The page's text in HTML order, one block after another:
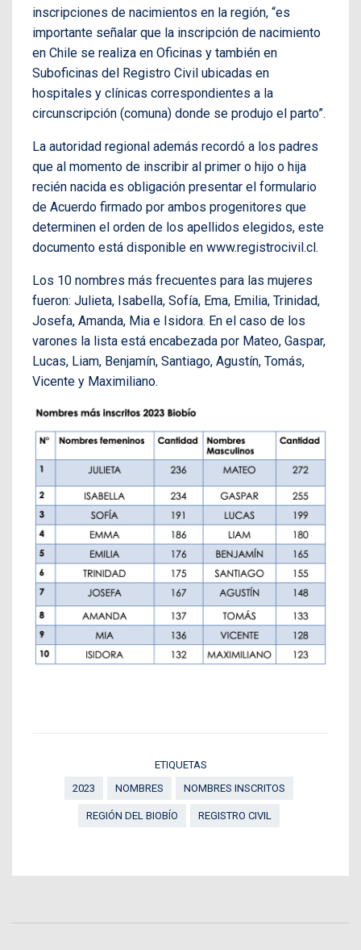
inscripciones de nacimientos en la región, “es
importante señalar que la inscripción de nacimiento
en Chile se realiza en Oficinas y también en
Suboficinas del Registro Civil ubicadas en
hospitales y clínicas correspondientes a la
circunscripción (comuna) donde se produjo el parto”.
La autoridad regional además recordó a los padres
que al momento de inscribir al primer o hijo o hija
recién nacida es obligación presentar el formulario
de Acuerdo firmado por ambos progenitores que
determinen el orden de los apellidos elegidos, este
documento está disponible en www.registrocivil.cl.
Los 10 nombres más frecuentes para las mujeres
fueron: Julieta, Isabella, Sofía, Ema, Emilia, Trinidad,
Josefa, Amanda, Mia e Isidora. En el caso de los
varones la lista está encabezada por Mateo, Gaspar,
Lucas, Liam, Benjamín, Santiago, Agustín, Tomás,
Vicente y Maximiliano.
ETIQUETAS
2023
NOMBRES NOMBRES INSCRITOS
REGIÓN DEL BIOBÍO REGISTRO CIVIL